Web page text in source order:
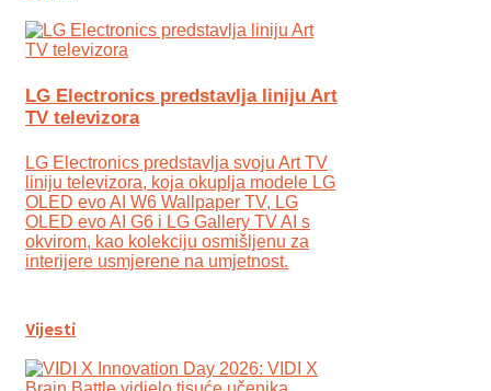
LG Electronics predstavlja liniju Art
TV televizora
LG Electronics predstavlja svoju Art TV
liniju televizora, koja okuplja modele LG
OLED evo AI W6 Wallpaper TV, LG
OLED evo AI G6 i LG Gallery TV AI s
okvirom, kao kolekciju osmišljenu za
interijere usmjerene na umjetnost.
Vijesti